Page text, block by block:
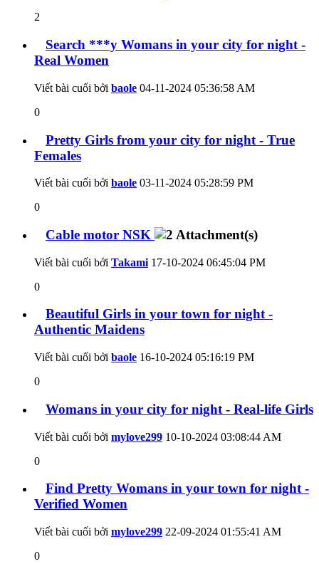
2
Search ***y Womans in your city for night -
Real Women
Viết bài cuối bởi baole 04-11-2024 05:36:58 AM
0
Pretty Girls from your city for night - True
Females
Viết bài cuối bởi baole 03-11-2024 05:28:59 PM
0
Cable motor NSK
Viết bài cuối bởi Takami 17-10-2024 06:45:04 PM
0
Beautiful Girls in your town for night -
Authentic Maidens
Viết bài cuối bởi baole 16-10-2024 05:16:19 PM
0
Womans in your city for night - Real-life Girls
Viết bài cuối bởi mylove299 10-10-2024 03:08:44 AM
0
Find Pretty Womans in your town for night -
Verified Women
Viết bài cuối bởi mylove299 22-09-2024 01:55:41 AM
0